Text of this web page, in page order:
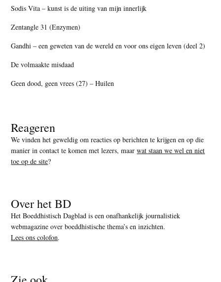
Sodis Vita – kunst is de uiting van mijn innerlijk
Zentangle 31 (Enzymen)
Gandhi – een geweten van de wereld en voor ons eigen leven (deel 2)
De volmaakte misdaad
Geen dood, geen vrees (27) – Huilen
Reageren
We vinden het geweldig om reacties op berichten te krijgen en op die
manier in contact te komen met lezers, maarwat staan we wel en niet
toe op de site?
Over het BD
Het Boeddhistisch Dagblad is een onafhankelijk journalistiek
webmagazine over boeddhistische thema’s en inzichten.
Lees ons colofon.